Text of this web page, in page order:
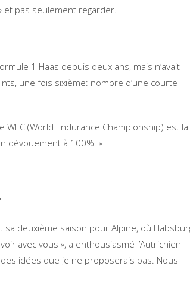
et pas seulement regarder.
1 Haas depuis deux ans, mais n’avait
une fois sixième: nombre d’une courte
(World Endurance Championship) est la
dévouement à 100%. »
deuxième saison pour Alpine, où
avec vous », a enthousiasmé l’Autrichien
idées que je ne proposerais pas. Nous